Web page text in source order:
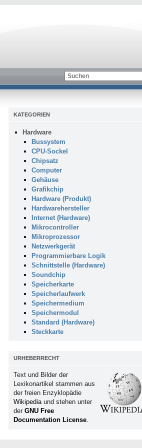
KATEGORIEN
Hardware
Bussystem
CPU-Sockel
Chipsatz
Computer
Gehäuse
Grafikchip
Hardware (Produkt)
Hardwarehersteller
Internet (Hardware)
Mikrocontroller
Mikroprozessor
Netzwerkgerät
Programmierbare Logik
Schnittstelle (Hardware)
Soundchip
Speicherkarte
Speicherlaufwerk
Speichermedium
Speichermodul
Standard (Hardware)
Steckkarte
URHEBERRECHT
Text und Bilder der
Lexikonartikel stammen aus
der freien Enzyklopädie
Wikipediaund stehen unter
der GNU Free
Documentation License.